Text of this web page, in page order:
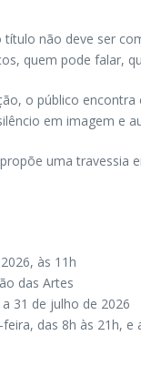
título não deve ser
quem pode falar,
o público
em imagem e
propõe uma travessia
às 11h
das Artes
31 de julho de 2026
das 8h às 21h, e